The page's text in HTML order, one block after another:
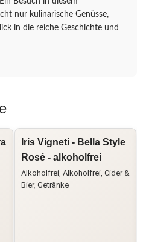
nur kulinarische Genüsse,
in die reiche Geschichte und
Iris Vigneti - Bella Style
Rosé - alkoholfrei
Alkoholfrei, Alkoholfrei, Cider &
Bier, Getränke